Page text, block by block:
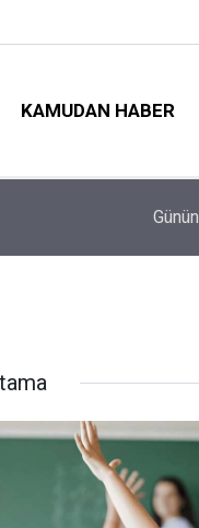
KAMUDAN HABER
2026 Atama